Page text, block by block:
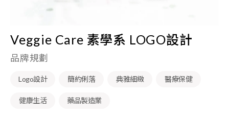
Veggie Care 素學系 LOGO設計
品牌規劃
Logo設計 簡約俐落 典雅細緻 醫療保健
健康生活 藥品製造業